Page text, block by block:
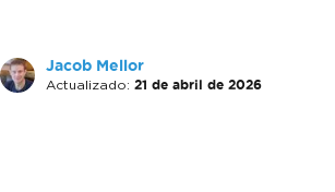
Jacob Mellor
Actualizado: 21 de abril de 2026